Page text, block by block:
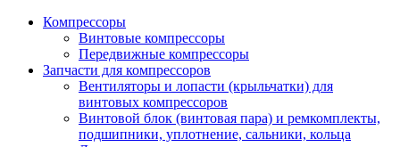
Компрессоры
Винтовые компрессоры
Передвижные компрессоры
Запчасти для компрессоров
Вентиляторы и лопасти (крыльчатки) для
винтовых компрессоров
Винтовой блок (винтовая пара) и ремкомплекты,
подшипники, уплотнение, сальники, кольца